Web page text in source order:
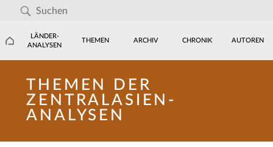
LÄNDER-
ANALYSEN
THEMEN ARCHIV CHRONIK AUTOREN
THEMEN DER
ZENTRALASIEN-
ANALYSEN